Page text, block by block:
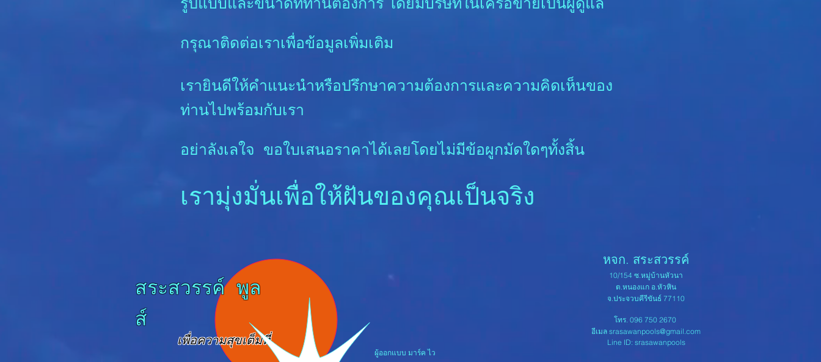
กรุณาติดต่อเราเพื่อข้อมูลเพิ่มเติม
เรายินดีให้คำแนะนำหรือปรึกษาความต้องการและความคิดเห็นของ
ท่านไปพร้อมกับเรา
อย่าลังเลใจ ขอใบเสนอราคาได้เลยโดยไม่มีข้อผูกมัดใดๆทั้งสิ้น
เรามุ่งมั่นเพื่อให้ฝันของคุณเป็นจริง
สระสวรรค์ พูล
ส์
เพื่อความสุขเต็มที่
ผู้ออกแบบ มาร์ค ไว
หจก. สระสวรรค์
10/154 ซ.หมู่บ้านหัวนา
ต.หนองแก อ.หัวหิน
จ.ประจวบคีรีขันธ์ 77110
โทร. 096 750 2670
อีเมล srasawanpools@gmail.com
Line ID: srasawanpools